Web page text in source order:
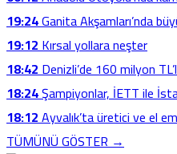
19:24Ganita Akşamları’nda
19:12Kırsal yollara neşter
18:42Denizli’de 160 milyon
18:24Şampiyonlar, İETT ile
18:12Ayvalık’ta üretici ve el
TÜMÜNÜ GÖSTER →